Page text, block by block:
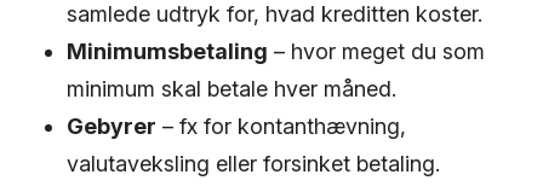
samlede udtryk for, hvad kreditten koster.
Minimumsbetaling – hvor meget du som
minimum skal betale hver måned.
Gebyrer – fx for kontanthævning,
valutaveksling eller forsinket betaling.